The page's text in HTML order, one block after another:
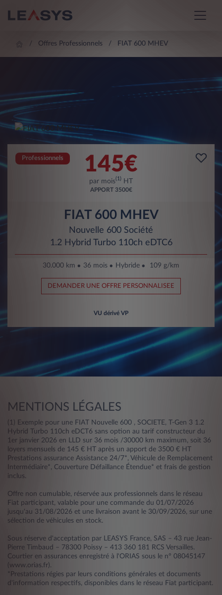
Offres Professionnels FIAT 600 MHEV
Professionnels 145€
par mois(1) HT
APPORT 3500€
FIAT 600 MHEV
Nouvelle 600 Société
1.2 Hybrid Turbo 110ch eDTC6
30.000 km 36 mois Hybride 109 g/km
DEMANDER UNE OFFRE PERSONNALISEE
VU dérivé VP
MENTIONS LÉGALES
(1) Exemple pour une FIAT Nouvelle 600 , SOCIETE, T-Gen 3 1.2
Hybrid Turbo 110ch eDCT6 sans option au tarif constructeur du
1er janvier 2026 en LLD sur 36 mois /30000 km maximum, soit 36
loyers mensuels de 145 € HT après un apport de 3500 € HT
Prestations assurance Assistance 24/7*, Véhicule de Remplacement
Intermédiaire*, Couverture Défaillance Étendue* et frais de gestion
inclus.
Offre non cumulable, réservée aux professionnels dans le réseau
Fiat participant, valable pour une commande du 01/07/2026
jusqu'au 31/08/2026 et une livraison avant le 30/09/2026, sur une
sélection de véhicules en stock.
Sous réserve d'acceptation par LEASYS France, SAS – 43 rue Jean-
Pierre Timbaud – 78300 Poissy – 413 360 181 RCS Versailles.
Courtier en assurances enregistré à l'ORIAS sous le n° 08045147
(www.orias.fr).
*Prestations régies par leurs conditions générales et documents
d'information respectifs, disponibles dans le réseau Fiat participant.